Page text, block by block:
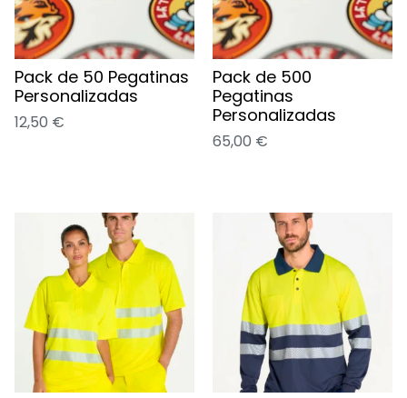
Pack de 50 Pegatinas
Personalizadas
12,50 €
Pack de 500
Pegatinas
Personalizadas
65,00 €